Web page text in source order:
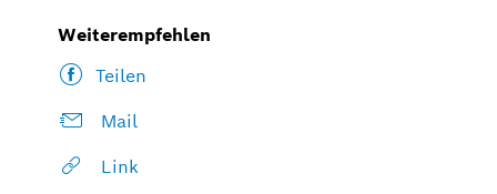
Weiterempfehlen
Teilen
Mail
Link